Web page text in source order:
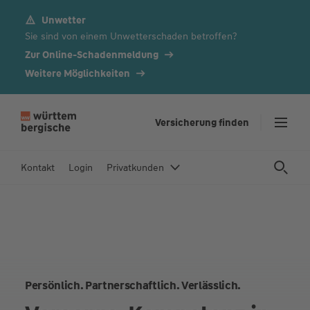
Unwetter
Sie sind von einem Unwetterschaden betroffen?
Zur Online-Schadenmeldung
Weitere Möglichkeiten
ri
Versicherung finden
Kontakt Login Privatkunden
Persönlich. Partnerschaftlich. Verlässlich.